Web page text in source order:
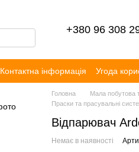
+380 96 308
Контактна інформація
Угода
Головна Мала побутова
Праски та прасувальні
Відпарювач
Немає в наявності